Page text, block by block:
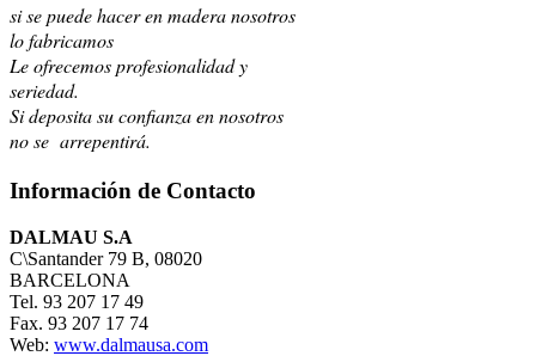
si se puede hacer en madera nosotros
lo fabricamos
Le ofrecemos profesionalidad y
seriedad.
Si deposita su confianza en nosotros
no se arrepentirá.
Información de Contacto
DALMAU S.A
C\Santander 79 B, 08020
BARCELONA
Tel. 93 207 17 49
Fax. 93 207 17 74
Web: www.dalmausa.com